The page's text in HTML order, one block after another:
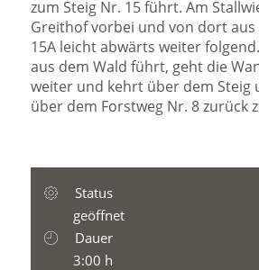
zum Steig Nr. 15 führt. Am
Greithof vorbei und von dort
15A leicht abwärts weiter
aus dem Wald führt, geht die
weiter und kehrt über dem Steig
über dem Forstweg Nr. 8 zurück
Status
geöffnet
Dauer
3:00 h